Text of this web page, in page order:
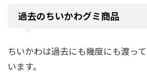
過去のちいかわグミ商品
ちいかわは過去にも幾度にも渡っ
います。